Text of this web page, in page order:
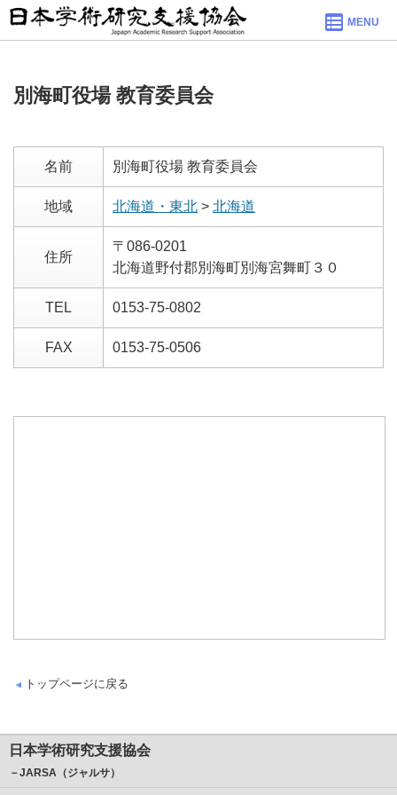
MENU
別海町役場 教育委員会
名前 別海町役場 教育委員会
地域 北海道・東北 > 北海道
住所
〒086-0201
北海道野付郡別海町別海宮舞町３０
TEL 0153-75-0802
FAX 0153-75-0506
トップページに戻る
日本学術研究支援協会
－JARSA（ジャルサ）